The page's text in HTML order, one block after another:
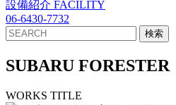
設備紹介 FACILITY
06-6430-7732
SUBARU FORESTER
WORKS TITLE